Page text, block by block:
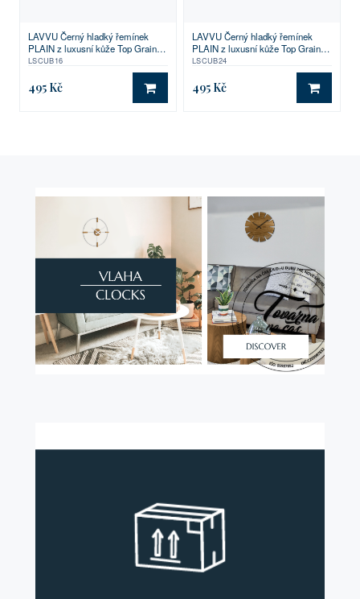
LAVVU Černý hladký řemínek
PLAIN z luxusní kůže Top Grain -
16
LSCUB16
495 Kč DO KOŠÍKU
LAVVU Černý hladký řemínek
PLAIN z luxusní kůže Top Grain -
24
LSCUB24
495 Kč DO